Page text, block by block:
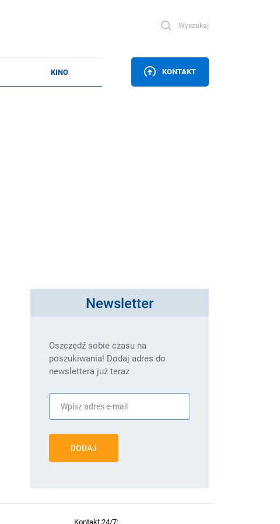
Wyszukaj
KONTAKT
Newsletter
Oszczędź sobie czasu na
poszukiwania! Dodaj adres do
newslettera już teraz
DODAJ
Kontakt 24/7: